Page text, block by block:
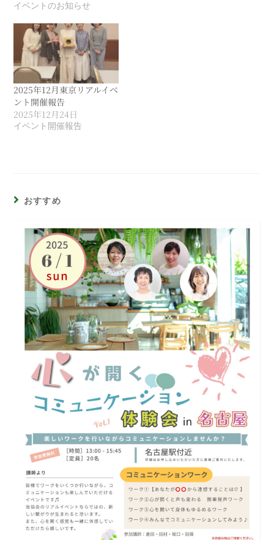
イベントのお知らせ
2025年12月東京リアルイベ
ント開催報告
2025年12月24日
イベント開催報告
おすすめ